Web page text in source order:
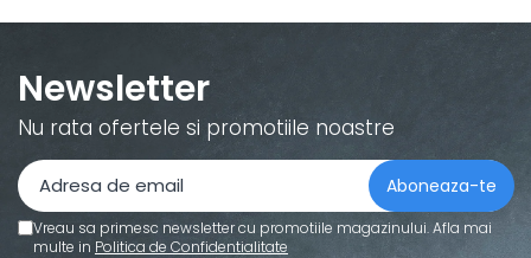
Newsletter
Nu rata ofertele si promotiile noastre
Vreau sa primesc newsletter cu promotiile magazinului. Afla mai
multe in Politica de Confidentialitate